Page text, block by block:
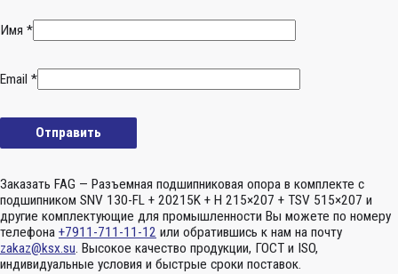
Имя *
Email *
Заказать FAG — Разъемная подшипниковая опора в комплекте с
подшипником SNV 130-FL + 20215K + H 215×207 + TSV 515×207 и
другие комплектующие для промышленности Вы можете по номеру
телефона +7911-711-11-12 или обратившись к нам на почту
zakaz@ksx.su. Высокое качество продукции, ГОСТ и ISO,
индивидуальные условия и быстрые сроки поставок.